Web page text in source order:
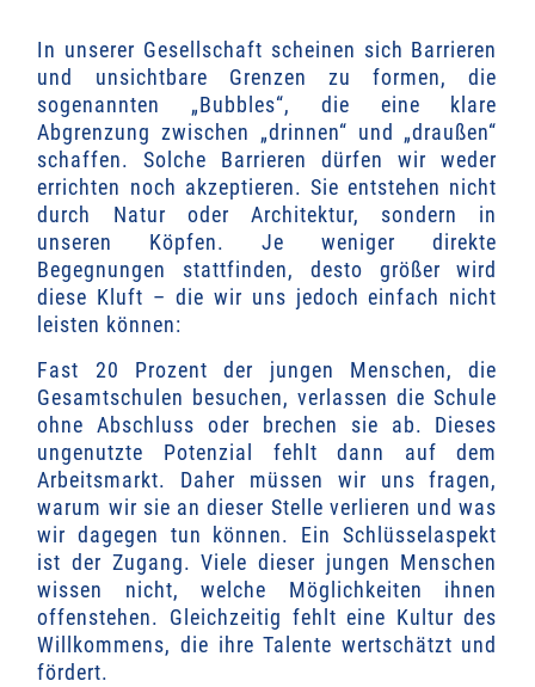
In unserer Gesellschaft scheinen sich Barrieren
und unsichtbare Grenzen zu formen, die
sogenannten „Bubbles“, die eine klare
Abgrenzung zwischen „drinnen“ und „draußen“
schaffen. Solche Barrieren dürfen wir weder
errichten noch akzeptieren. Sie entstehen nicht
durch Natur oder Architektur, sondern in
unseren Köpfen. Je weniger direkte
Begegnungen stattfinden, desto größer wird
diese Kluft – die wir uns jedoch einfach nicht
leisten können:
Fast 20 Prozent der jungen Menschen, die
Gesamtschulen besuchen, verlassen die Schule
ohne Abschluss oder brechen sie ab. Dieses
ungenutzte Potenzial fehlt dann auf dem
Arbeitsmarkt. Daher müssen wir uns fragen,
warum wir sie an dieser Stelle verlieren und was
wir dagegen tun können.
Ein Schlüsselaspekt
ist der Zugang. Viele dieser jungen Menschen
wissen nicht, welche Möglichkeiten ihnen
offenstehen. Gleichzeitig fehlt eine Kultur des
Willkommens, die ihre Talente wertschätzt und
fördert.